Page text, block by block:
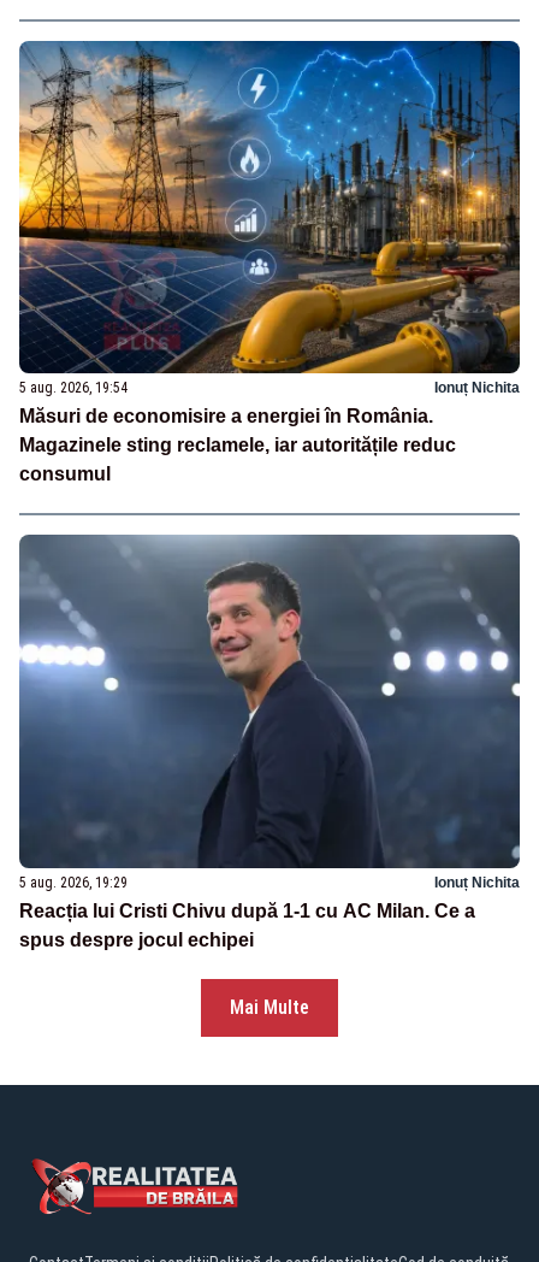
5 aug. 2026, 19:54 Ionuț Nichita
Măsuri de economisire a energiei în România.
Magazinele sting reclamele, iar autoritățile reduc
consumul
5 aug. 2026, 19:29 Ionuț Nichita
Reacția lui Cristi Chivu după 1-1 cu AC Milan. Ce a
spus despre jocul echipei
Mai Multe